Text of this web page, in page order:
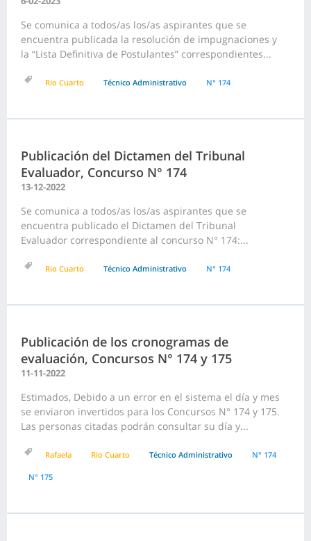
Se comunica a todos/as los/as aspirantes que se
encuentra publicada la resolución de impugnaciones y
la “Lista Definitiva de Postulantes” correspondientes...
Rio Cuarto Técnico Administrativo N° 174
Publicación del Dictamen del Tribunal
Evaluador, Concurso N° 174
13-12-2022
Se comunica a todos/as los/as aspirantes que se
encuentra publicado el Dictamen del Tribunal
Evaluador correspondiente al concurso N° 174:...
Rio Cuarto Técnico Administrativo N° 174
Publicación de los cronogramas de
evaluación, Concursos N° 174 y 175
11-11-2022
Estimados, Debido a un error en el sistema el día y mes
se enviaron invertidos para los Concursos N° 174 y 175.
Las personas citadas podrán consultar su día y...
Rafaela Rio Cuarto Técnico Administrativo N° 174
N° 175